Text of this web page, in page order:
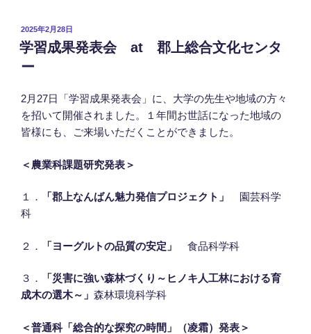
投
稿
日:
2025年2月28日
学習成果発表会 at 郡上総合文化センタ
ー
2月27日「学習成果発表会」に、大学の先生や地域の方々
を招いて開催されました。１年間お世話になった地域の
皆様にも、ご来場いただくことができました。
＜農業科課題研究発表＞
１． 「郡上なんばん魅力発信プロジェクト 」 園芸科学
科
２． 「ヨーグルトの品質の安定」 食品科学科
３．
「災害に強い森林づくり～ヒノキ人工林における育
成木の選木～」 森林環境科学科
＜普通科「総合的な探究の時間」（凌霜）発表＞